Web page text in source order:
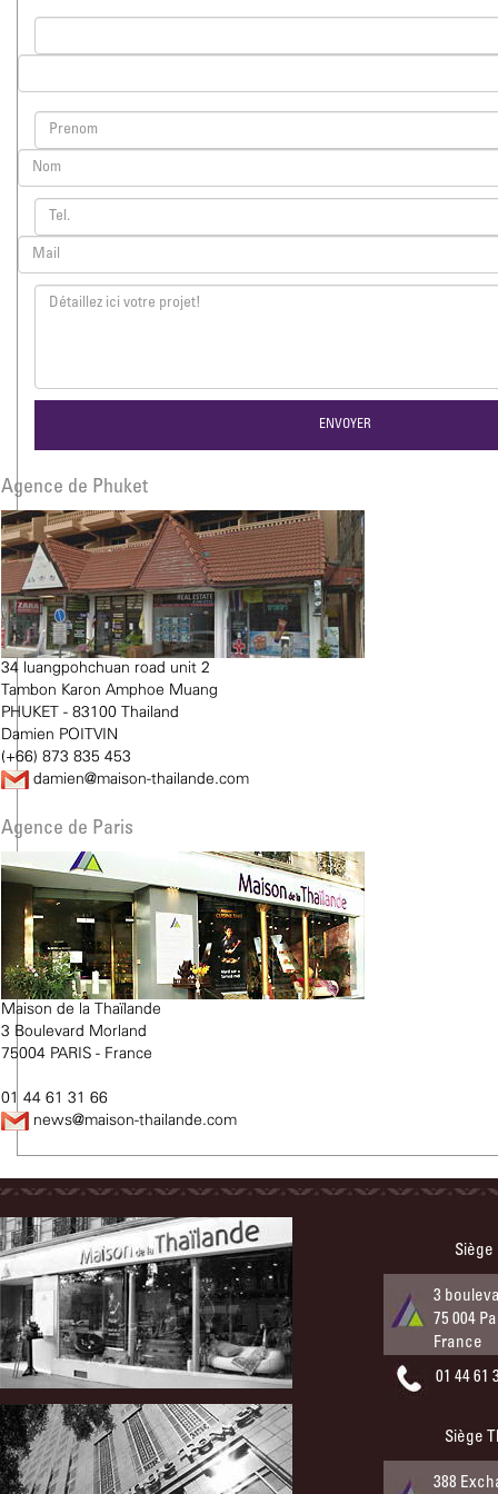
Agence de Phuket
34 luangpohchuan road unit 2
Tambon Karon Amphoe Muang
PHUKET - 83100 Thailand
Damien POITVIN
(+66) 873 835 453
damien@maison-thailande.com
Agence de Paris
Maison de la Thaïlande
3 Boulevard Morland
75004 PARIS - France
01 44 61 31 66
news@maison-thailande.com
Siège
3
75 004
France
01 44 61
Siège
388